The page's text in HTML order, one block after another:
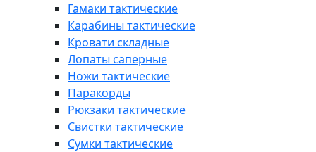
Гамаки тактические
Карабины тактические
Кровати складные
Лопаты саперные
Ножи тактические
Паракорды
Рюкзаки тактические
Свистки тактические
Сумки тактические